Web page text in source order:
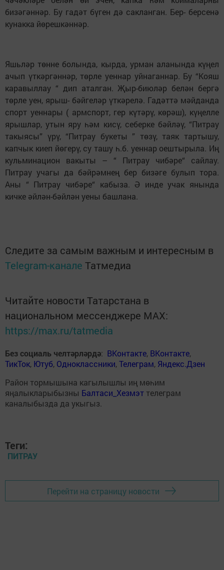
бизәгәннәр. Бу гадәт бүген дә сакланган. Бер- берсенә
кунакка йөрешкәннәр.
Яшьләр төнне болында, кырда, урман аланында күңел
ачып үткәргәннәр, төрле уеннар уйнаганнар. Бу “Кояш
каравыллау “ дип аталган. Җыр-биюләр белән бергә
төрле уен, ярыш- бәйгеләр үткәрелә. Гадәттә мәйданда
спорт уеннары ( армспорт, гер күтәрү, көрәш), күңелле
ярышлар, утын яру һәм кисү, себерке бәйләү, “Питрау
такыясы” үрү, “Питрау букеты ” төзү, таяк тартышу,
капчык киеп йөгерү, су ташу һ.б. уеннар оештырыла. Иң
кульминацион вакыты – “ Питрау чибәре“ сайлау.
Питрау учагы да бәйрәмнең бер бизәге булып тора.
Аны “ Питрау чибәре“ кабыза. Ә инде учак янында
кичке әйлән-бәйлән уены башлана.
Следите за самым важным и интересным в
Telegram-канале Татмедиа
Читайте новости Татарстана в
национальном мессенджере MАХ:
https://max.ru/tatmedia
Без социаль челтәрләрдә: ВКонтакте, ВКонтакте,
ТикТок, Ютуб, Одноклассники,Телеграм, Яндекс.Дзен
Район тормышына кагылышлы иң мөһим
яңалыкларыбызны Балтаси_Хезмэт телеграм
каналыбызда да укыгыз.
Теги:
ПИТРАУ
Перейти на страницу новости